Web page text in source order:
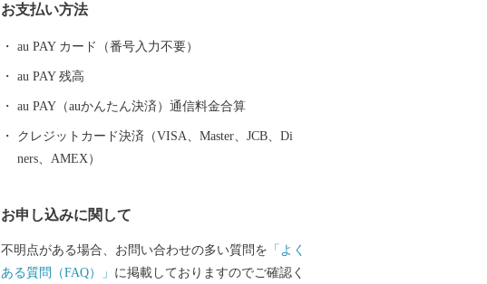
ふるさと」であるよう、未来へ輝く西予市づくりに全
お支払い方法
au PAY カード（番号入力不要）
au PAY 残高
au PAY（auかんたん決済）通信料金合算
クレジットカード決済（VISA、Master、JCB、Di
ners、AMEX）
お申し込みに関して
不明点がある場合、お問い合わせの多い質問を 「よく
ある質問（FAQ）」 に掲載しておりますのでご確認く